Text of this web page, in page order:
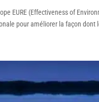
EURE (Effectiveness of
pour améliorer la façon dont